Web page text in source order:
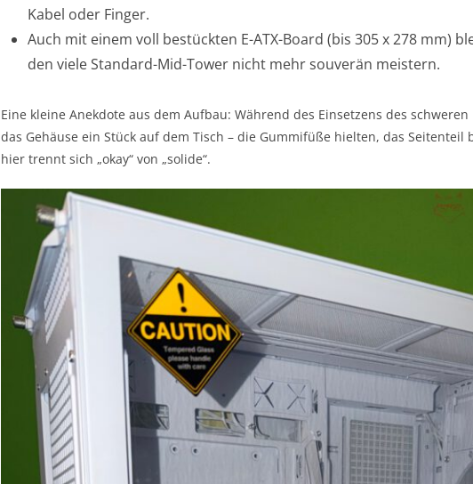
Kabel oder Finger.
Auch mit einem voll bestückten E-ATX-Board (bis 305 x 278 mm)
den viele Standard-Mid-Tower nicht mehr souverän meistern.
Eine kleine Anekdote aus dem Aufbau: Während des Einsetzens des schweren
das Gehäuse ein Stück auf dem Tisch – die Gummifüße hielten, das Seitenteil
hier trennt sich „okay“ von „solide“.